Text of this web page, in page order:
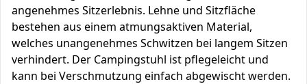
angenehmes Sitzerlebnis. Lehne und Sitzfläche
bestehen aus einem atmungsaktiven Material,
welches unangenehmes Schwitzen bei langem Sitzen
verhindert. Der Campingstuhl ist pflegeleicht und
kann bei Verschmutzung einfach abgewischt werden.